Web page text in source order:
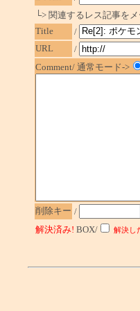
└> 関連するレス記事を
Title
/
URL
/
Comment/ 通常モード->
削除キー /
解決済み! BOX/ 解決し